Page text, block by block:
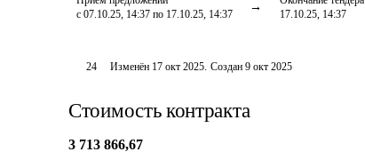
с 07.10.25, 14:37 по 17.10.25, 14:37
17.10.25, 14:37
24 Изменён 17 окт 2025. Создан 9 окт 2025
Стоимость контракта
3 713 866,67